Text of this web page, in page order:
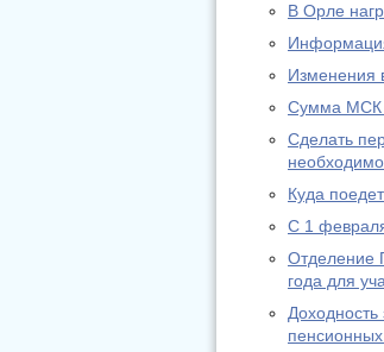
В Орле
Изменения
Сумма МСК
Сделать
Куда
С 1
Отделение
года для